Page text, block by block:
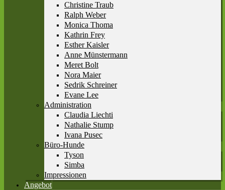
Christine Traub
Ralph Weber
Monica Thoma
Kathrin Frey
Esther Kaisler
Anne Münstermann
Meret Bolt
Nora Maier
Sedrik Schreiner
Evane Lee
Administration
Claudia Liechti
Nathalie Stump
Ivana Pusec
Büro-Hunde
Tyson
Simba
Impressionen
Angebot